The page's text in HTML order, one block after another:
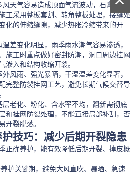
风天气容易造成顶面气流波动，石膏接
工采用整板套割、转角整板处理，接缝处
化的伸缩缝隙，减少热胀冷缩带来的开
温差变化明显，雨季雨水潮气容易渗透，
施工时重点做好密封防潮，洞口周边挂网
渗入和结构收缩开裂。
外风雨、强光暴晒，干湿温差变化显著，
完整防裂挂网工艺，避免长期气候交替导
层老化、粉化、含水率不均，翻新需彻底
和挂网防裂处理，不能直接局部补刮，否
开裂脱落。
技巧：减少后期开裂隐患
正确养护，能有效降低后期开裂、掉皮概
护关键期，避免大风直吹、暴晒、急速